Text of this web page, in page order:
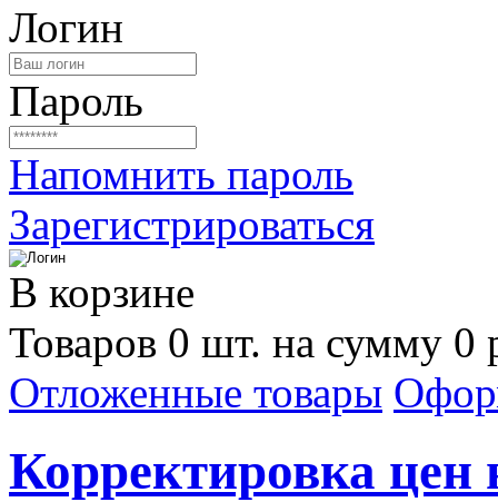
Логин
Пароль
Напомнить пароль
Зарегистрироваться
В корзине
Товаров 0 шт. на сумму 0
Отложенные товары
Корректировка цен